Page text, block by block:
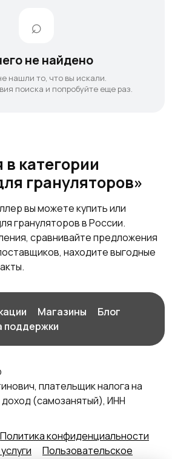
не найдено
нашли то, что вы искали.
поиска и попробуйте еще раз.
категории
грануляторов»
вы можете купить или
грануляторов в России.
сравнивайте предложения
находите выгодные
Магазины
Блог
поддержки
плательщик налога на
(самозанятый), ИНН
Политика конфиденциальности
Пользовательское